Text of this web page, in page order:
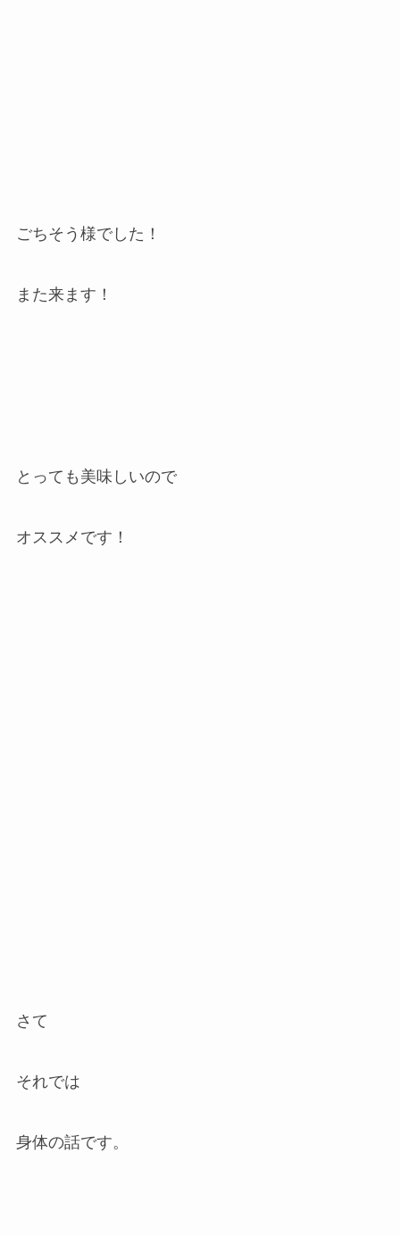
ごちそう様でした！
また来ます！
とっても美味しいので
オススメです！
さて
それでは
身体の話です。